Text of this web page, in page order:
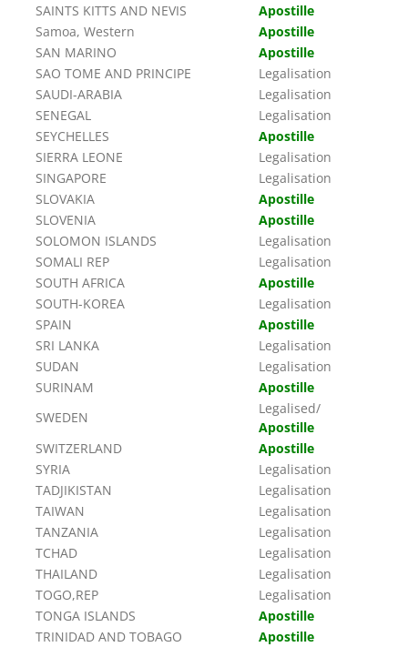
SAINTS KITTS AND NEVIS
Apostille
Samoa, Western
Apostille
SAN MARINO
Apostille
SAO TOME AND PRINCIPE
Legalisation
SAUDI-ARABIA
Legalisation
SENEGAL
Legalisation
SEYCHELLES
Apostille
SIERRA LEONE
Legalisation
SINGAPORE
Legalisation
SLOVAKIA
Apostille
SLOVENIA
Apostille
SOLOMON ISLANDS
Legalisation
SOMALI REP
Legalisation
SOUTH AFRICA
Apostille
SOUTH-KOREA
Legalisation
SPAIN
Apostille
SRI LANKA
Legalisation
SUDAN
Legalisation
SURINAM
Apostille
SWEDEN
Legalised/
Apostille
SWITZERLAND
Apostille
SYRIA
Legalisation
TADJIKISTAN
Legalisation
TAIWAN
Legalisation
TANZANIA
Legalisation
TCHAD
Legalisation
THAILAND
Legalisation
TOGO,REP
Legalisation
TONGA ISLANDS
Apostille
TRINIDAD AND TOBAGO
Apostille